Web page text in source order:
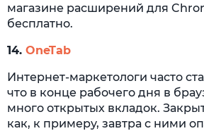
магазине расширений для
бесплатно.
14. OneTab
Интернет-маркетологи часто
что в конце рабочего дня в
много открытых вкладок.
как, к примеру, завтра с ними